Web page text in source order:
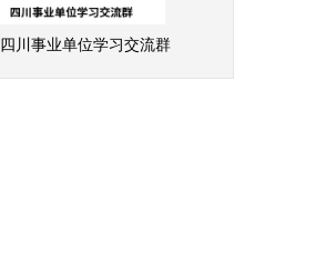
四川事业单位学习交流群